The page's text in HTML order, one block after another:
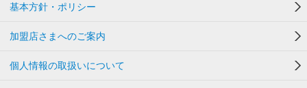
基本方針・ポリシー
加盟店さまへのご案内
個人情報の取扱いについて